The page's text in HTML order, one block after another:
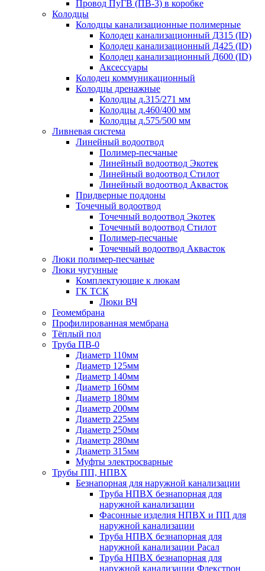
Провод ПуГВ (ПВ-3) в коробке
Колодцы
Колодцы канализационные полимерные
Колодец канализационный Д315 (ID)
Колодец канализационный Д425 (ID)
Колодец канализационный Д600 (ID)
Аксессуары
Колодец коммуникационный
Колодцы дренажные
Колодцы д.315/271 мм
Колодцы д.460/400 мм
Колодцы д.575/500 мм
Ливневая система
Линейный водоотвод
Полимер-песчаные
Линейный водоотвод Экотек
Линейный водоотвод Стилот
Линейный водоотвод Аквасток
Придверные поддоны
Точечный водоотвод
Точечный водоотвод Экотек
Точечный водоотвод Стилот
Полимер-песчаные
Точечный водоотвод Аквасток
Люки полимер-песчаные
Люки чугунные
Комплектующие к люкам
ГК ТСК
Люки ВЧ
Геомембрана
Профилированная мембрана
Тёплый пол
Труба ПВ-0
Диаметр 110мм
Диаметр 125мм
Диаметр 140мм
Диаметр 160мм
Диаметр 180мм
Диаметр 200мм
Диаметр 225мм
Диаметр 250мм
Диаметр 280мм
Диаметр 315мм
Муфты электросварные
Трубы ПП, НПВХ
Безнапорная для наружной канализации
Труба НПВХ безнапорная для
наружной канализации
Фасонные изделия НПВХ и ПП для
наружной канализации
Труба НПВХ безнапорная для
наружной канализации Расал
Труба НПВХ безнапорная для
наружной канализации Флекстрон